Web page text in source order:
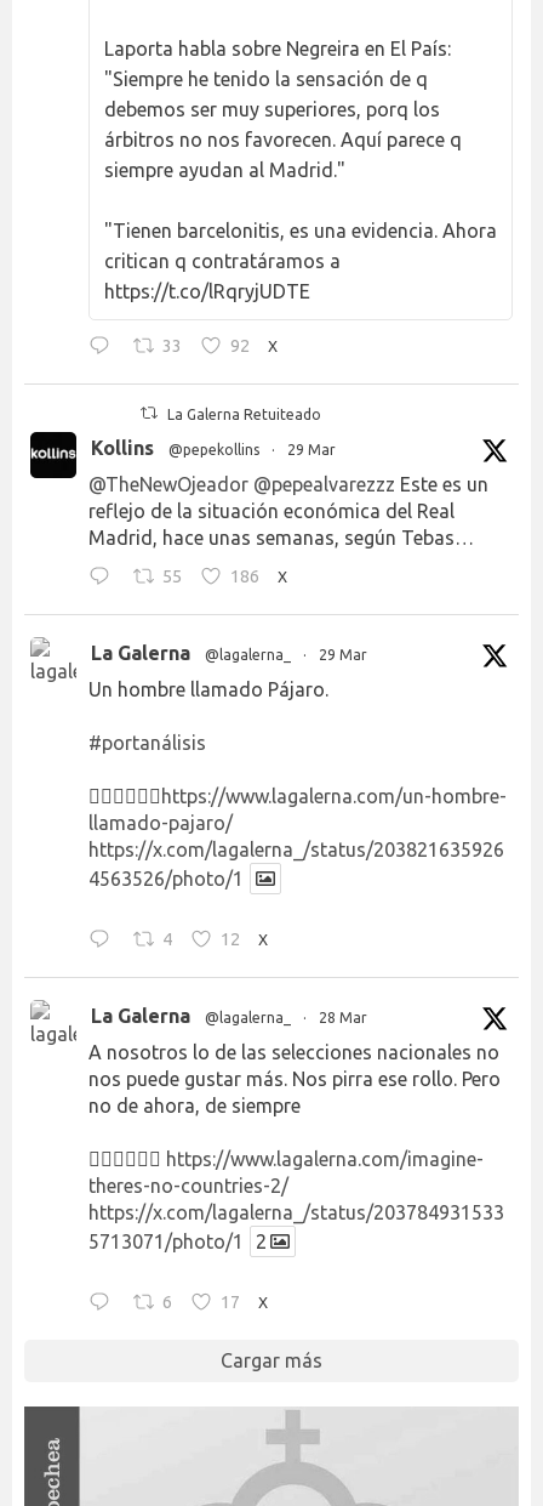
Laporta habla sobre Negreira en El País:
"Siempre he tenido la sensación de q
debemos ser muy superiores, porq los
árbitros no nos favorecen. Aquí parece q
siempre ayudan al Madrid."
"Tienen barcelonitis, es una evidencia. Ahora
critican q contratáramos a
https://t.co/lRqryjUDTE
33 92 X
La Galerna Retuiteado
Kollins @pepekollins · 29 Mar
@TheNewOjeador @pepealvarezzz Este es un
reflejo de la situación económica del Real
Madrid, hace unas semanas, según Tebas…
55 186 X
La Galerna @lagalerna_ · 29 Mar
Un hombre llamado Pájaro.
#portanálisis
👉🏻👉🏻👉🏻 https://www.lagalerna.com/un-hombre-
llamado-pajaro/
https://x.com/lagalerna_/status/203821635926
4563526/photo/1
4 12 X
La Galerna @lagalerna_ · 28 Mar
A nosotros lo de las selecciones nacionales no
nos puede gustar más. Nos pirra ese rollo. Pero
no de ahora, de siempre
👉🏻👉🏻👉🏻 https://www.lagalerna.com/imagine-
theres-no-countries-2/
https://x.com/lagalerna_/status/203784931533
5713071/photo/1
2
6 17 X
Cargar más